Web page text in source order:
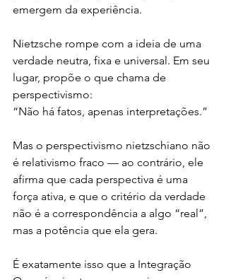
emergem da experiência.
Nietzsche rompe com a ideia de uma
verdade neutra, fixa e universal. Em seu
lugar, propõe o que chama de
perspectivismo:
“Não há fatos, apenas interpretações.”
Mas o perspectivismo nietzschiano não
é relativismo fraco — ao contrário, ele
afirma que cada perspectiva é uma
força ativa, e que o critério da verdade
não é a correspondência a algo “real”,
mas a potência que ela gera.
É exatamente isso que a Integração